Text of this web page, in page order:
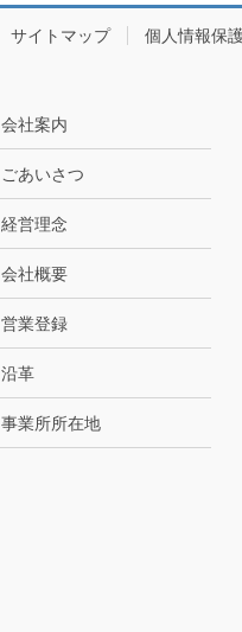
サイトマップ 個人情報保
会社案内
ごあいさつ
経営理念
会社概要
営業登録
沿革
事業所所在地